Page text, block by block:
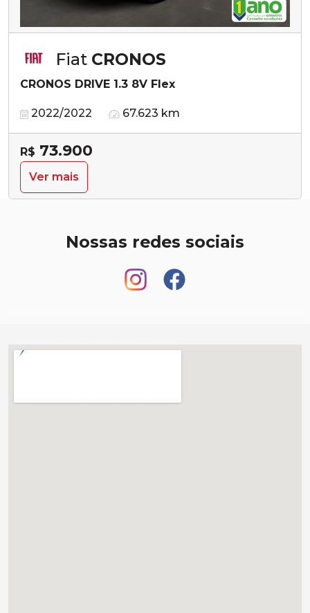
Fiat CRONOS
CRONOS DRIVE 1.3 8V Flex
2022/2022 67.623 km
R$ 73.900
Ver mais
Nossas redes sociais